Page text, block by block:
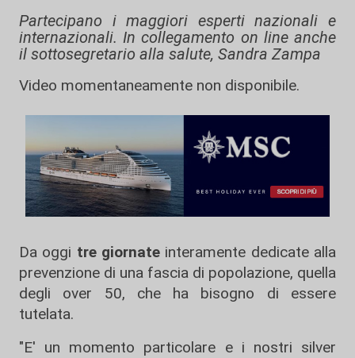
Partecipano i maggiori esperti nazionali e
internazionali. In collegamento on line anche
il sottosegretario alla salute, Sandra Zampa
Video momentaneamente non disponibile.
Da oggi tre giornate interamente dedicate alla
prevenzione di una fascia di popolazione, quella
degli over 50, che ha bisogno di essere
tutelata.
"E' un momento particolare e i nostri silver